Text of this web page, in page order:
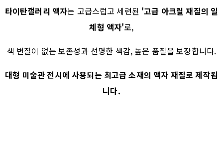
타이탄갤러리 액자는 고급스럽고 세련된 '고급 아크릴 재질의 일
체형 액자'로,
색 변질이 없는 보존성과 선명한 색감, 높은 품질을 보장합니다.
대형 미술관 전시에 사용되는 최고급 소재의 액자 재질로 제작됩
니다.